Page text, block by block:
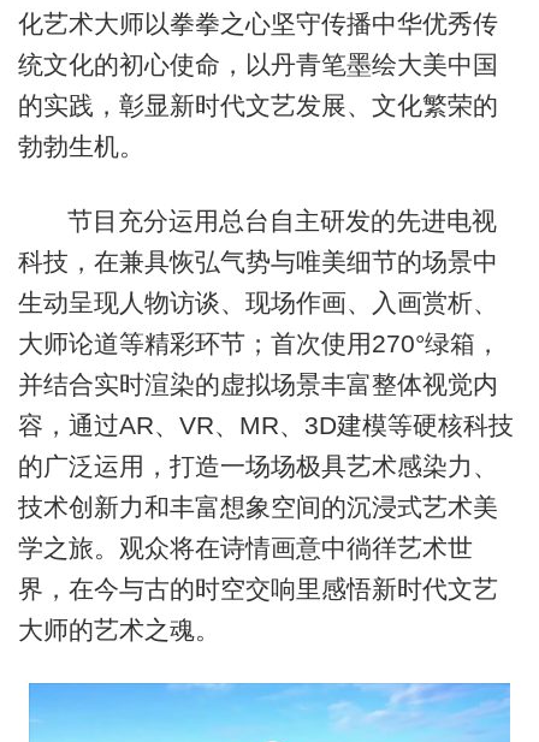
化艺术大师以拳拳之心坚守传播中华优秀传
统文化的初心使命，以丹青笔墨绘大美中国
的实践，彰显新时代文艺发展、文化繁荣的
勃勃生机。
节目充分运用总台自主研发的先进电视
科技，在兼具恢弘气势与唯美细节的场景中
生动呈现人物访谈、现场作画、入画赏析、
大师论道等精彩环节；首次使用270°绿箱，
并结合实时渲染的虚拟场景丰富整体视觉内
容，通过AR、VR、MR、3D建模等硬核科技
的广泛运用，打造一场场极具艺术感染力、
技术创新力和丰富想象空间的沉浸式艺术美
学之旅。观众将在诗情画意中徜徉艺术世
界，在今与古的时空交响里感悟新时代文艺
大师的艺术之魂。